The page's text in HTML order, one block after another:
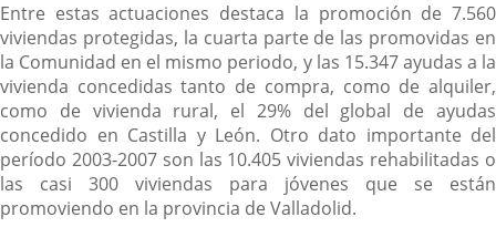
Entre estas actuaciones destaca la promoción de 7.560
viviendas protegidas, la cuarta parte de las promovidas en
la Comunidad en el mismo periodo, y las 15.347 ayudas a la
vivienda concedidas tanto de compra, como de alquiler,
como de vivienda rural, el 29% del global de ayudas
concedido en Castilla y León. Otro dato importante del
período 2003-2007 son las 10.405 viviendas rehabilitadas o
las casi 300 viviendas para jóvenes que se están
promoviendo en la provincia de Valladolid.